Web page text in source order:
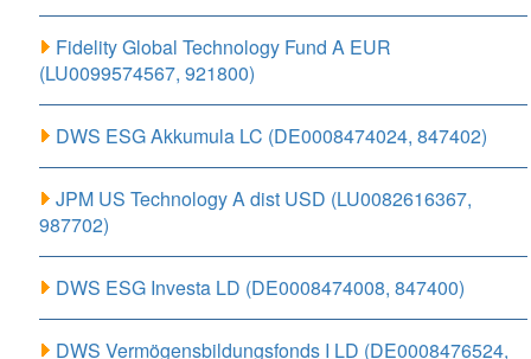
Fidelity Global Technology Fund A EUR
(LU0099574567, 921800)
DWS ESG Akkumula LC (DE0008474024, 847402)
JPM US Technology A dist USD (LU0082616367,
987702)
DWS ESG Investa LD (DE0008474008, 847400)
DWS Vermögensbildungsfonds I LD (DE0008476524,